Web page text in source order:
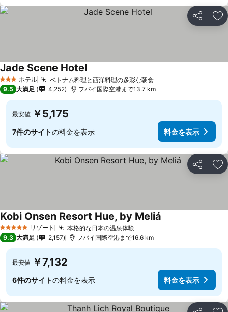
シェア お
3 ホテルのランク
ホテル ベトナム料理と西洋料理の多彩な朝食料金を表示
Jade Scene Hotel料金を表示
9.5 大満足 4,252 フバイ国際空港まで13.7 km
最安値 ￥5,175
7件のサイトの料金を表示 料金を表示
シェア お
5 ホテルのランク
リゾート 本格的な日本の温泉体験料金を表示
Kobi Onsen Resort Hue, by Meliá
9.3 大満足 2,157 フバイ国際空港まで16.6 km
最安値 ￥7,132
6件のサイトの料金を表示 料金を表示